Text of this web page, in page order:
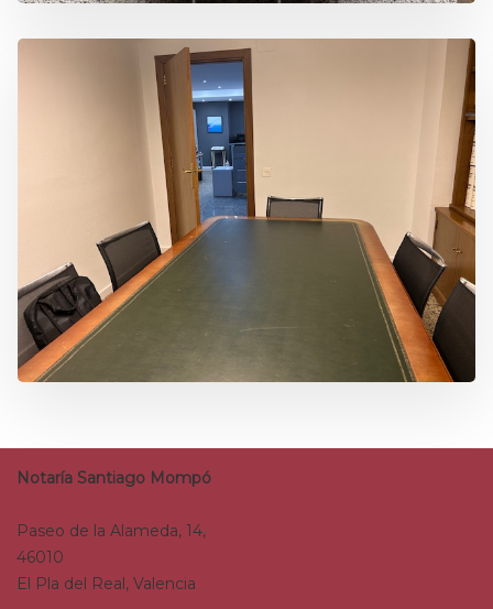
Notaría Santiago Mompó
Paseo de la Alameda, 14,
46010
El Pla del Real, Valencia